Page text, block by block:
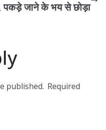
पकड़े जाने के भय से छोड़ा
published. Required